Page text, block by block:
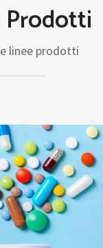
Prodotti
linee prodotti